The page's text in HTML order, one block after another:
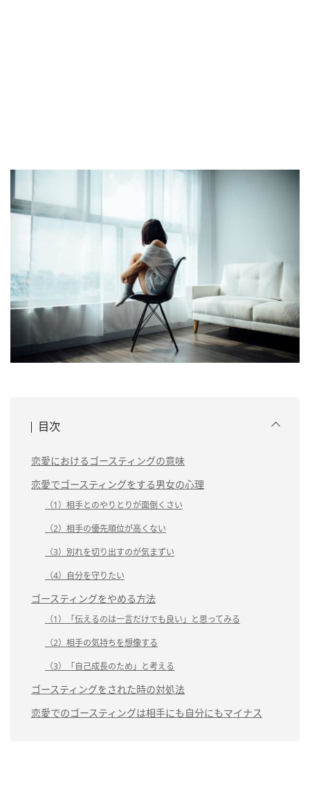
目次
恋愛におけるゴースティングの意味
恋愛でゴースティングをする男女の心理
（1）相手とのやりとりが面倒くさい
（2）相手の優先順位が高くない
（3）別れを切り出すのが気まずい
（4）自分を守りたい
ゴースティングをやめる方法
（1）「伝えるのは一言だけでも良い」と思ってみる
（2）相手の気持ちを想像する
（3）「自己成長のため」と考える
ゴースティングをされた時の対処法
恋愛でのゴースティングは相手にも自分にもマイナス